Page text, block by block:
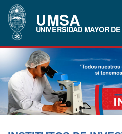
UMSA
UNIVERSIDAD MAYOR